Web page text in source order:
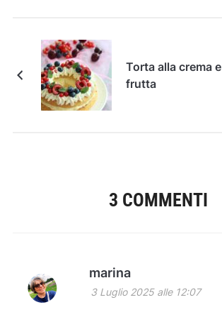
Torta alla crema e
frutta
3 COMMENTI
marina
3 Luglio 2025 alle 12:07